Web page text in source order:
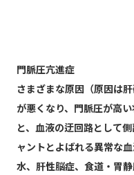
門脈圧亢進症
さまざまな原因（原因は
が悪くなり、門脈圧が高
と、血液の迂回路として
ャントとよばれる異常な
水、肝性脳症、食道・胃